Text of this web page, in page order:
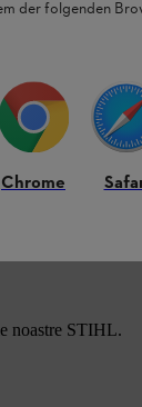
STIHL
noastre STIHL.
der folgenden
Chrome